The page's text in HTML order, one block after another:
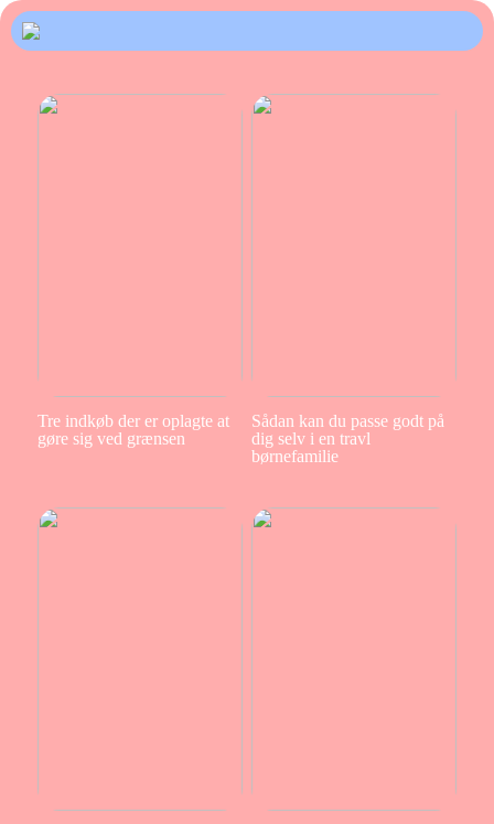
Tre indkøb der er oplagte at
gøre sig ved grænsen
Sådan kan du passe godt på
dig selv i en travl
børnefamilie